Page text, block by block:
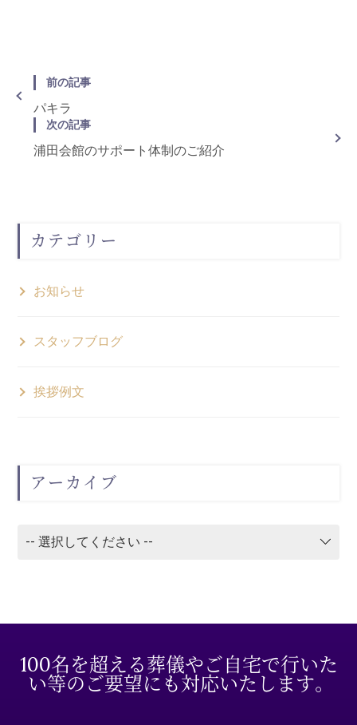
前の記事
パキラ
次の記事
浦田会館のサポート体制のご紹介
カテゴリー
お知らせ
スタッフブログ
挨拶例文
アーカイブ
100名を超える葬儀やご自宅で行いた
い等のご要望にも対応いたします。